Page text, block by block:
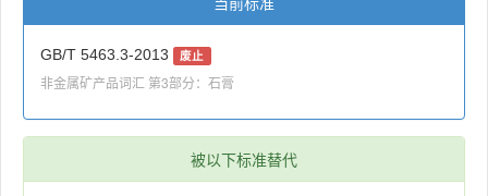
GB/T 5463.3-2013 废止
非金属矿产品词汇 第3部分：石膏
被以下标准替代